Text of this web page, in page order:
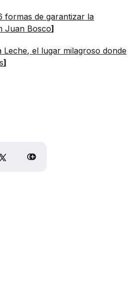
formas de garantizar la
Juan Bosco]
Leche, el lugar milagroso donde
]